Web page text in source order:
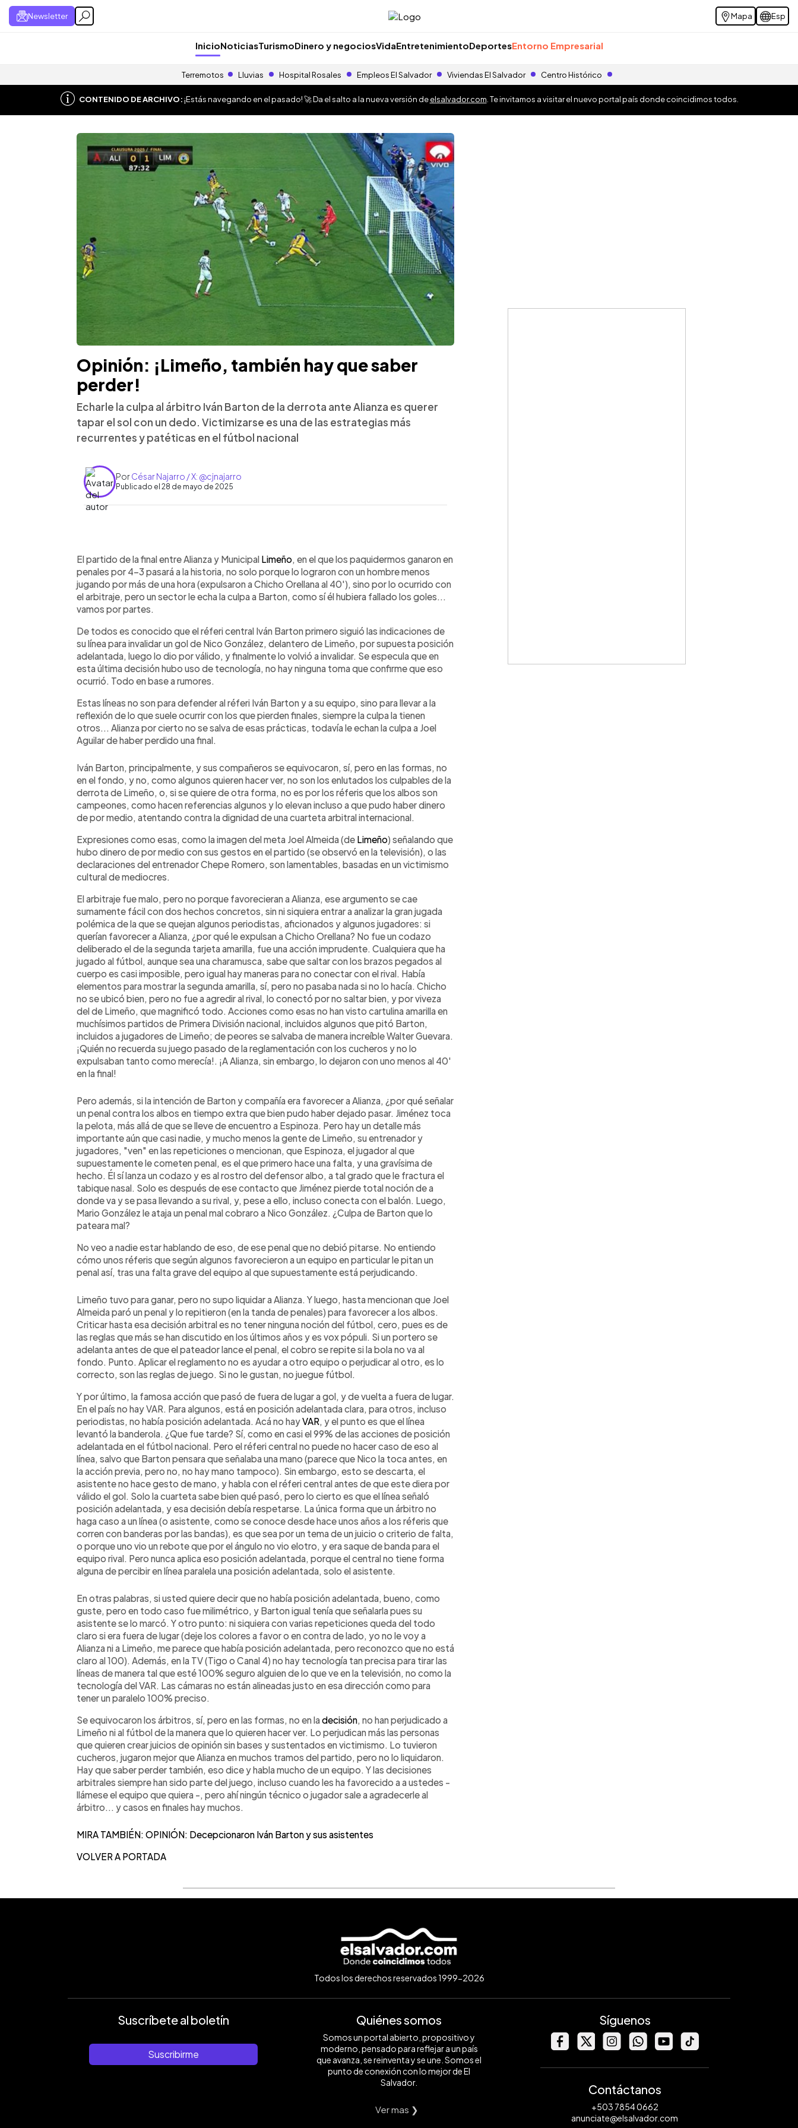
Newsletter Mapa Esp
InicioNoticiasTurismoDinero y negociosVidaEntretenimientoDeportesEntorno Empresarial
Terremotos Lluvias Hospital Rosales Empleos El Salvador Viviendas El Salvador Centro Histórico
CONTENIDO DE ARCHIVO:¡Estás navegando en el pasado! 🚀 Da el salto a la nueva versión deelsalvador.com . Te invitamos a visitar el nuevo portal país donde coincidimos todos.
Opinión: ¡Limeño, también hay que saber
perder!
Echarle la culpa al árbitro Iván Barton de la derrota ante Alianza es querer
tapar el sol con un dedo. Victimizarse es una de las estrategias más
recurrentes y patéticas en el fútbol nacional
PorCésar Najarro / X: @cjnajarro
Publicado el 28 de mayo de 2025
► Escuchar artículo
El partido de la final entre Alianza y Municipal Limeño , en el que los paquidermos ganaron en
penales por 4-3 pasará a la historia, no solo porque lo lograron con un hombre menos
jugando por más de una hora (expulsaron a Chicho Orellana al 40'), sino por lo ocurrido con
el arbitraje, pero un sector le echa la culpa a Barton, como sí él hubiera fallado los goles...
vamos por partes.
De todos es conocido que el réferi central Iván Barton primero siguió las indicaciones de
su línea para invalidar un gol de Nico González, delantero de Limeño, por supuesta posición
adelantada, luego lo dio por válido, y finalmente lo volvió a invalidar. Se especula que en
esta última decisión hubo uso de tecnología, no hay ninguna toma que confirme que eso
ocurrió. Todo en base a rumores.
Estas líneas no son para defender al réferi Iván Barton y a su equipo, sino para llevar a la
reflexión de lo que suele ocurrir con los que pierden finales, siempre la culpa la tienen
otros... Alianza por cierto no se salva de esas prácticas, todavía le echan la culpa a Joel
Aguilar de haber perdido una final.
Iván Barton, principalmente, y sus compañeros se equivocaron, sí, pero en las formas, no
en el fondo, y no, como algunos quieren hacer ver, no son los enlutados los culpables de la
derrota de Limeño, o, si se quiere de otra forma, no es por los réferis que los albos son
campeones, como hacen referencias algunos y lo elevan incluso a que pudo haber dinero
de por medio, atentando contra la dignidad de una cuarteta arbitral internacional.
Expresiones como esas, como la imagen del meta Joel Almeida (de Limeño) señalando que
hubo dinero de por medio con sus gestos en el partido (se observó en la televisión), o las
declaraciones del entrenador Chepe Romero, son lamentables, basadas en un victimismo
cultural de mediocres.
El arbitraje fue malo, pero no porque favorecieran a Alianza, ese argumento se cae
sumamente fácil con dos hechos concretos, sin ni siquiera entrar a analizar la gran jugada
polémica de la que se quejan algunos periodistas, aficionados y algunos jugadores: si
querían favorecer a Alianza, ¿por qué le expulsan a Chicho Orellana? No fue un codazo
deliberado el de la segunda tarjeta amarilla, fue una acción imprudente. Cualquiera que ha
jugado al fútbol, aunque sea una charamusca, sabe que saltar con los brazos pegados al
cuerpo es casi imposible, pero igual hay maneras para no conectar con el rival. Había
elementos para mostrar la segunda amarilla, sí, pero no pasaba nada si no lo hacía. Chicho
no se ubicó bien, pero no fue a agredir al rival, lo conectó por no saltar bien, y por viveza
del de Limeño, que magnificó todo. Acciones como esas no han visto cartulina amarilla en
muchísimos partidos de Primera División nacional, incluidos algunos que pitó Barton,
incluidos a jugadores de Limeño; de peores se salvaba de manera increíble Walter Guevara.
¡Quién no recuerda su juego pasado de la reglamentación con los cucheros y no lo
expulsaban tanto como merecía!. ¡A Alianza, sin embargo, lo dejaron con uno menos al 40'
en la final!
Pero además, si la intención de Barton y compañía era favorecer a Alianza, ¿por qué señalar
un penal contra los albos en tiempo extra que bien pudo haber dejado pasar. Jiménez toca
la pelota, más allá de que se lleve de encuentro a Espinoza. Pero hay un detalle más
importante aún que casi nadie, y mucho menos la gente de Limeño, su entrenador y
jugadores, "ven" en las repeticiones o mencionan, que Espinoza, el jugador al que
supuestamente le cometen penal, es el que primero hace una falta, y una gravísima de
hecho. Él sí lanza un codazo y es al rostro del defensor albo, a tal grado que le fractura el
tabique nasal. Solo es después de ese contacto que Jiménez pierde total noción de a
donde va y se pasa llevando a su rival, y, pese a ello, incluso conecta con el balón. Luego,
Mario González le ataja un penal mal cobraro a Nico González. ¿Culpa de Barton que lo
pateara mal?
No veo a nadie estar hablando de eso, de ese penal que no debió pitarse. No entiendo
cómo unos réferis que según algunos favorecieron a un equipo en particular le pitan un
penal así, tras una falta grave del equipo al que supuestamente está perjudicando.
Limeño tuvo para ganar, pero no supo liquidar a Alianza. Y luego, hasta mencionan que Joel
Almeida paró un penal y lo repitieron (en la tanda de penales) para favorecer a los albos.
Criticar hasta esa decisión arbitral es no tener ninguna noción del fútbol, cero, pues es de
las reglas que más se han discutido en los últimos años y es vox pópuli. Si un portero se
adelanta antes de que el pateador lance el penal, el cobro se repite si la bola no va al
fondo. Punto. Aplicar el reglamento no es ayudar a otro equipo o perjudicar al otro, es lo
correcto, son las reglas de juego. Si no le gustan, no juegue fútbol.
Y por último, la famosa acción que pasó de fuera de lugar a gol, y de vuelta a fuera de lugar.
En el país no hay VAR. Para algunos, está en posición adelantada clara, para otros, incluso
periodistas, no había posición adelantada. Acá no hayVAR , y el punto es que el línea
levantó la banderola. ¿Que fue tarde? Sí, como en casi el 99% de las acciones de posición
adelantada en el fútbol nacional. Pero el réferi central no puede no hacer caso de eso al
línea, salvo que Barton pensara que señalaba una mano (parece que Nico la toca antes, en
la acción previa, pero no, no hay mano tampoco). Sin embargo, esto se descarta, el
asistente no hace gesto de mano, y habla con el réferi central antes de que este diera por
válido el gol. Solo la cuarteta sabe bien qué pasó, pero lo cierto es que el línea señaló
posición adelantada, y esa decisión debía respetarse. La única forma que un árbitro no
haga caso a un línea (o asistente, como se conoce desde hace unos años a los réferis que
corren con banderas por las bandas), es que sea por un tema de un juicio o criterio de falta,
o porque uno vio un rebote que por el ángulo no vio elotro, y era saque de banda para el
equipo rival. Pero nunca aplica eso posición adelantada, porque el central no tiene forma
alguna de percibir en línea paralela una posición adelantada, solo el asistente.
En otras palabras, si usted quiere decir que no había posición adelantada, bueno, como
guste, pero en todo caso fue milimétrico, y Barton igual tenía que señalarla pues su
asistente se lo marcó. Y otro punto: ni siquiera con varias repeticiones queda del todo
claro si era fuera de lugar (deje los colores a favor o en contra de lado, yo no le voy a
Alianza ni a Limeño, me parece que había posición adelantada, pero reconozco que no está
claro al 100). Además, en la TV (Tigo o Canal 4) no hay tecnología tan precisa para tirar las
líneas de manera tal que esté 100% seguro alguien de lo que ve en la televisión, no como la
tecnología del VAR. Las cámaras no están alineadas justo en esa dirección como para
tener un paralelo 100% preciso.
Se equivocaron los árbitros, sí, pero en las formas, no en ladecisión , no han perjudicado a
Limeño ni al fútbol de la manera que lo quieren hacer ver. Lo perjudican más las personas
que quieren crear juicios de opinión sin bases y sustentados en victimismo. Lo tuvieron
cucheros, jugaron mejor que Alianza en muchos tramos del partido, pero no lo liquidaron.
Hay que saber perder también, eso dice y habla mucho de un equipo. Y las decisiones
arbitrales siempre han sido parte del juego, incluso cuando les ha favorecido a a ustedes -
llámese el equipo que quiera -, pero ahí ningún técnico o jugador sale a agradecerle al
árbitro... y casos en finales hay muchos.
MIRA TAMBIÉN: OPINIÓN: Decepcionaron Iván Barton y sus asistentes
VOLVER A PORTADA
Todos los derechos reservados 1999-2026
Suscríbete al boletín
Suscribirme
Quiénes somos
Somos un portal abierto, propositivo y
moderno, pensado para reflejar a un país
que avanza, se reinventa y se une. Somos el
punto de conexión con lo mejor de El
Salvador.
Ver mas ❯
Síguenos
Contáctanos
+503 7854 0662
anunciate@elsalvador.com